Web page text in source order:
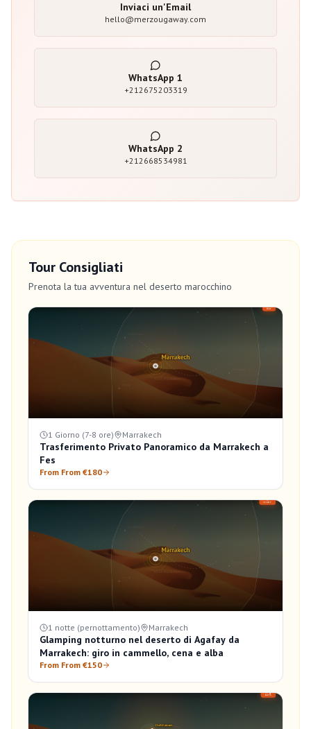
Inviaci un'Email
hello@merzougaway.com
WhatsApp 1
+212675203319
WhatsApp 2
+212668534981
Tour Consigliati
Prenota la tua avventura nel deserto marocchino
1 Giorno (7-8 ore) Marrakech
Trasferimento Privato Panoramico da Marrakech a
Fes
From From €180
1 notte (pernottamento) Marrakech
Glamping notturno nel deserto di Agafay da
Marrakech: giro in cammello, cena e alba
From From €150